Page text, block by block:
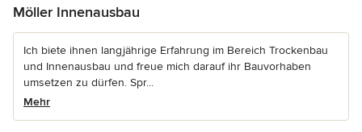
Möller Innenausbau
Ich biete ihnen langjährige Erfahrung im Bereich Trockenbau
und Innenausbau und freue mich darauf ihr Bauvorhaben
umsetzen zu dürfen. Spr...
Mehr